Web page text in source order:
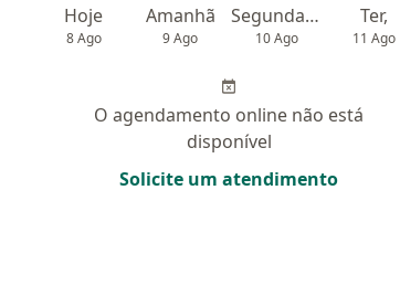
Hoje
8 Ago
Amanhã
9 Ago
Segunda-feira
10 Ago
Ter,
11 Ago
O agendamento online não está
disponível
Solicite um atendimento